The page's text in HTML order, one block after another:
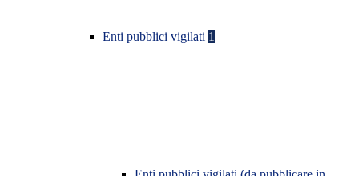
Enti pubblici vigilati 1